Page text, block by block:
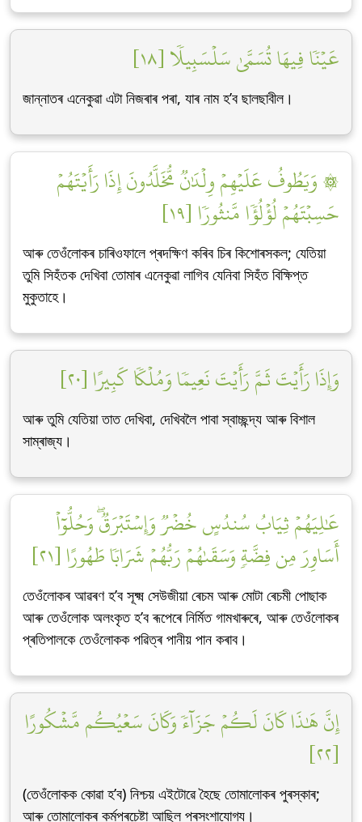
عَيۡنٗا فِيهَا تُسَمَّىٰ سَلۡسَبِيلٗا [١٨]
জান্নাতৰ এনেকুৱা এটা নিজৰাৰ পৰা, যাৰ নাম হ’ব ছালছাবীল।
۞ وَيَطُوفُ عَلَيۡهِمۡ وِلۡدَٰنٞ مُّخَلَّدُونَ إِذَا رَأَيۡتَهُمۡ
حَسِبۡتَهُمۡ لُؤۡلُؤٗا مَّنثُورٗا [١٩]
আৰু তেওঁলোকৰ চাৰিওফালে প্ৰদক্ষিণ কৰিব চিৰ কিশোৰসকল; যেতিয়া
তুমি সিহঁতক দেখিবা তোমাৰ এনেকুৱা লাগিব যেনিবা সিহঁত বিক্ষিপ্ত
মুকুতাহে।
وَإِذَا رَأَيۡتَ ثَمَّ رَأَيۡتَ نَعِيمٗا وَمُلۡكٗا كَبِيرًا [٢٠]
আৰু তুমি যেতিয়া তাত দেখিবা, দেখিবলৈ পাবা স্বাচ্ছন্দ্য আৰু বিশাল
সাম্ৰাজ্য।
عَٰلِيَهُمۡ ثِيَابُ سُندُسٍ خُضۡرٞ وَإِسۡتَبۡرَقٞۖ وَحُلُّوٓاْ
أَسَاوِرَ مِن فِضَّةٖ وَسَقَىٰهُمۡ رَبُّهُمۡ شَرَابٗا طَهُورًا [٢١]
তেওঁলোকৰ আৱৰণ হ’ব সূক্ষ্ম সেউজীয়া ৰেচম আৰু মোটা ৰেচমী পোছাক
আৰু তেওঁলোক অলংকৃত হ’ব ৰূপেৰে নিৰ্মিত গামখাৰুৰে, আৰু তেওঁলোকৰ
প্ৰতিপালকে তেওঁলোকক পৱিত্ৰ পানীয় পান কৰাব।
إِنَّ هَٰذَا كَانَ لَكُمۡ جَزَآءٗ وَكَانَ سَعۡيُكُم مَّشۡكُورًا
[٢٢]
(তেওঁলোকক কোৱা হ’ব) নিশ্চয় এইটোৱে হৈছে তোমালোকৰ পুৰস্কাৰ;
আৰু তোমালোকৰ কৰ্মপ্ৰচেষ্টা আছিল প্ৰসংশাযোগ্য।